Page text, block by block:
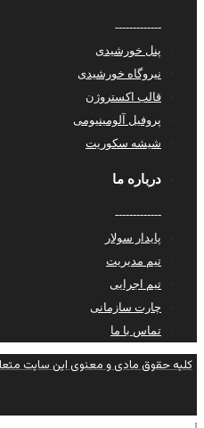
-------------
پنل خورشیدی
نیروگاه خورشیدی
قالب اکستروژن
پروفیل آلومینیومی
شیشه سکوریت
درباره ما
-------------
پایدار سولار
تیم مدیریت
تیم اجرایی
چارت سازمانی
تماس با ما
کلیه حقوق مادی و معنوی این سایت